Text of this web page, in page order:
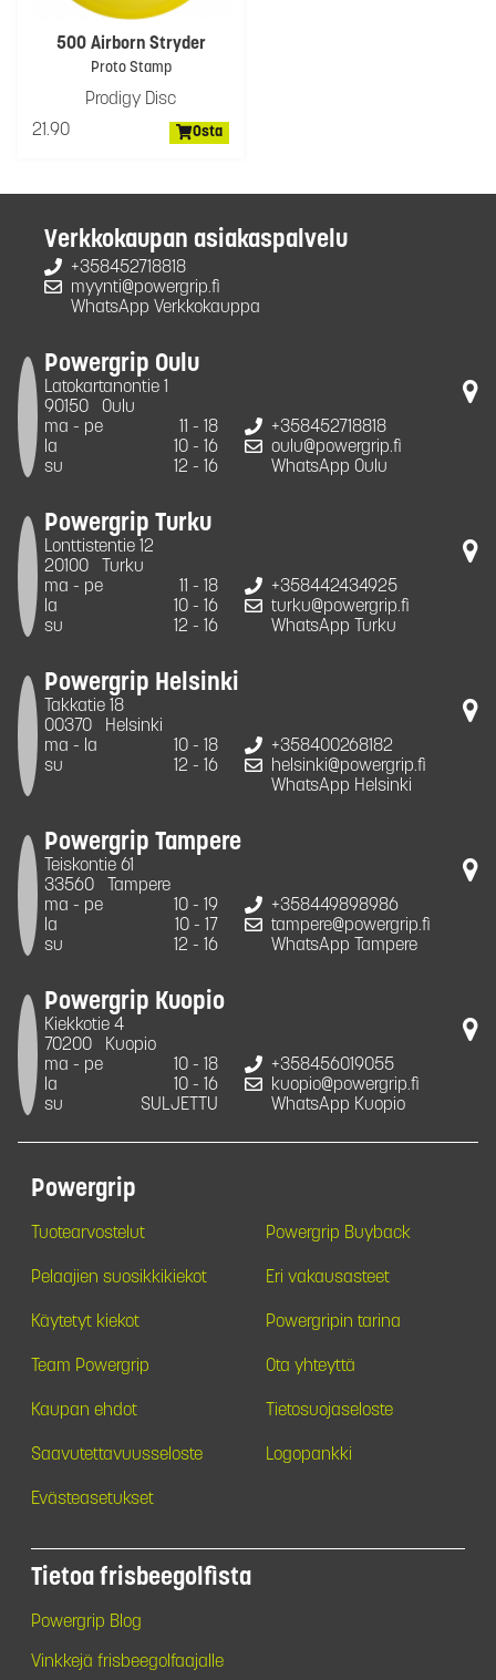
500 Airborn Stryder
Proto Stamp
Prodigy Disc
21.90
Osta
Verkkokaupan asiakaspalvelu
+358452718818
myynti@powergrip.fi
WhatsApp Verkkokauppa
Powergrip Oulu
Latokartanontie 1
90150
Oulu
ma - pe
11 - 18
la
10 - 16
su
12 - 16
+358452718818
oulu@powergrip.fi
WhatsApp Oulu
Powergrip Turku
Lonttistentie 12
20100
Turku
ma - pe
11 - 18
la
10 - 16
su
12 - 16
+358442434925
turku@powergrip.fi
WhatsApp Turku
Powergrip Helsinki
Takkatie 18
00370
Helsinki
ma - la
10 - 18
su
12 - 16
+358400268182
helsinki@powergrip.fi
WhatsApp Helsinki
Powergrip Tampere
Teiskontie 61
33560
Tampere
ma - pe
10 - 19
la
10 - 17
su
12 - 16
+358449898986
tampere@powergrip.fi
WhatsApp Tampere
Powergrip Kuopio
Kiekkotie 4
70200
Kuopio
ma - pe
10 - 18
la
10 - 16
su
SULJETTU
+358456019055
kuopio@powergrip.fi
WhatsApp Kuopio
Powergrip
Tuotearvostelut Powergrip Buyback
Pelaajien suosikkikiekot Eri vakausasteet
Käytetyt kiekot Powergripin tarina
Team Powergrip Ota yhteyttä
Kaupan ehdot Tietosuojaseloste
Saavutettavuusseloste Logopankki
Evästeasetukset
Tietoa frisbeegolfista
Powergrip Blog
Vinkkejä frisbeegolfaajalle